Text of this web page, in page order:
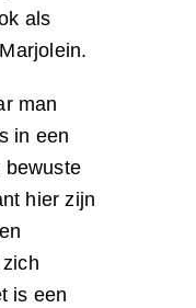
als
man
in een
bewuste
hier zijn
is een